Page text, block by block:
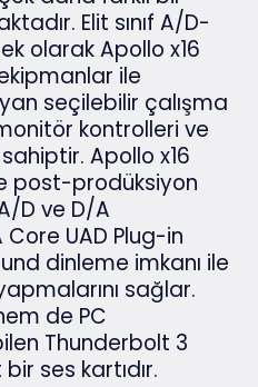
Elit sınıf A/D-
olarak Apollo x16
ile
seçilebilir çalışma
kontrolleri ve
Apollo x16
post-prodüksiyon
D ve D/A
Core UAD Plug-in
dinleme imkanı ile
sağlar.
de PC
Thunderbolt 3
ses kartıdır.